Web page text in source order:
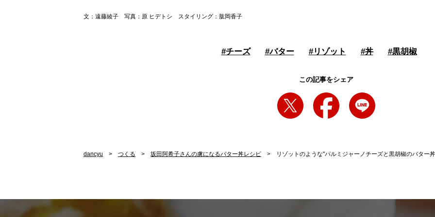
文：遠藤綾子 写真：原 ヒデトシ スタイリング：肱岡香子
#チーズ #バター #リゾット #丼 #黒胡椒
この記事をシェア
dancyu つくる 坂田阿希子さんの虜になるバター丼レシピ リゾットのような"パルミジャーノチーズと黒胡椒のバター